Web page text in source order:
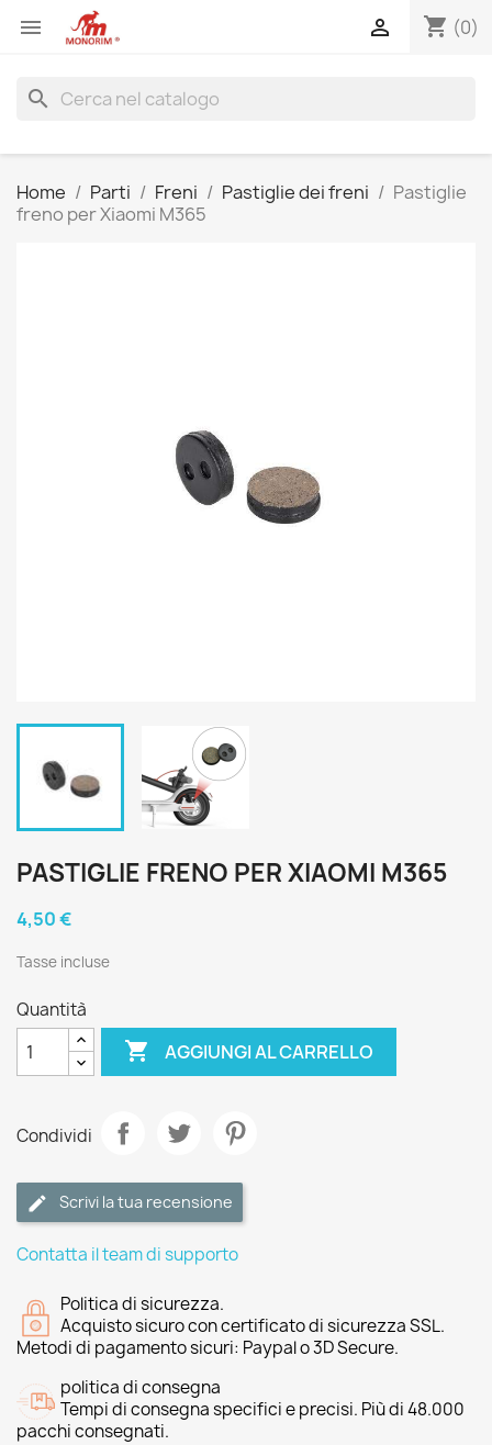
 shopping_cart (0)

search
Home Parti Freni Pastiglie dei freni
Pastiglie
freno per Xiaomi M365
PASTIGLIE FRENO PER XIAOMI M365
4,50 €
Tasse incluse
Quantità
 AGGIUNGI AL CARRELLO
Condividi
Scrivi la tua recensione
Contatta il team di supporto
Politica di sicurezza.
Acquisto sicuro con certificato di sicurezza SSL.
Metodi di pagamento sicuri: Paypal o 3D Secure.
politica di consegna
Tempi di consegna specifici e precisi. Più di 48.000
pacchi consegnati.